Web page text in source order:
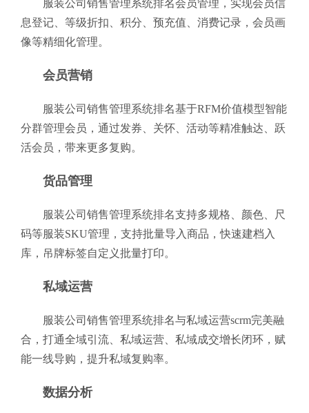
服装公司销售管理系统排名会员管理，实现会员信
息登记、等级折扣、积分、预充值、消费记录，会员画
像等精细化管理。
会员营销
服装公司销售管理系统排名基于RFM价值模型智能
分群管理会员，通过发券、关怀、活动等精准触达、跃
活会员，带来更多复购。
货品管理
服装公司销售管理系统排名支持多规格、颜色、尺
码等服装SKU管理，支持批量导入商品，快速建档入
库，吊牌标签自定义批量打印。
私域运营
服装公司销售管理系统排名与私域运营scrm完美融
合，打通全域引流、私域运营、私域成交增长闭环，赋
能一线导购，提升私域复购率。
数据分析